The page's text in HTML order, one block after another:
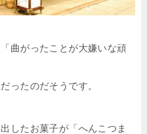
曲がったことが大嫌いな頑
ったのだそうです。
したお菓子が「へんこつま